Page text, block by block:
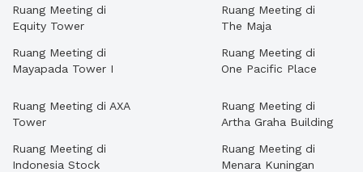
Ruang Meeting di
Equity Tower
Ruang Meeting di
Mayapada Tower I
Ruang Meeting di
The Maja
Ruang Meeting di
One Pacific Place
Ruang Meeting di AXA
Tower
Ruang Meeting di
Indonesia Stock
Ruang Meeting di
Artha Graha Building
Ruang Meeting di
Menara Kuningan